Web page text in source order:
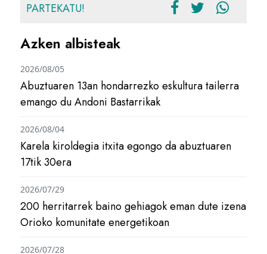
PARTEKATU!
Azken albisteak
Abuztuaren 13an hondarrezko eskultura tailerra
emango du Andoni Bastarrikak
2026/08/05
Karela kiroldegia itxita egongo da abuztuaren
17tik 30era
2026/08/04
200 herritarrek baino gehiagok eman dute izena
Orioko komunitate energetikoan
2026/07/29
2026/07/28